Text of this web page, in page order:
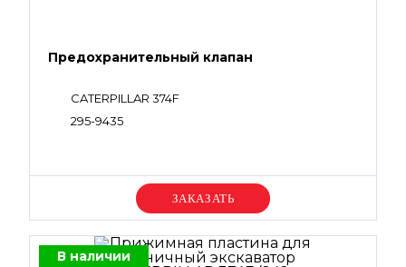
Предохранительный клапан
CATERPILLAR 374F
295-9435
Уточняйте цену
В наличии